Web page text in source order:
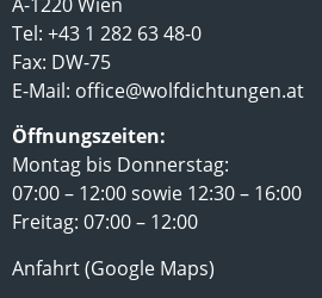
Tel: +43 1 282 63 48-0
Fax: DW-75
E-Mail: office@wolfdichtungen.at
Öffnungszeiten:
Montag bis Donnerstag:
07:00 – 12:00 sowie 12:30 – 16:00
Freitag: 07:00 – 12:00
Anfahrt (Google Maps)